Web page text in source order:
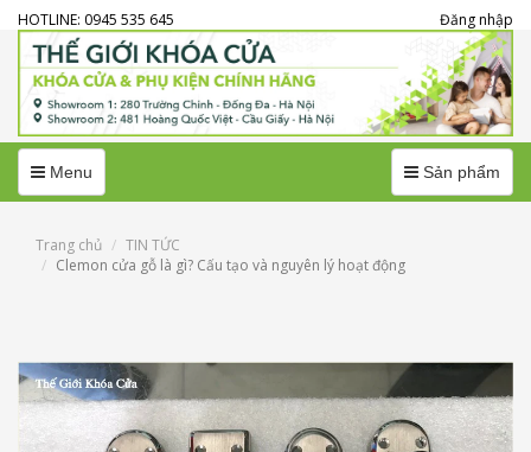
HOTLINE: 0945 535 645 Đăng nhập
MenuMenu MenuSản phẩm
Trang chủ
TIN TỨC
Clemon cửa gỗ là gì? Cấu tạo và nguyên lý hoạt động